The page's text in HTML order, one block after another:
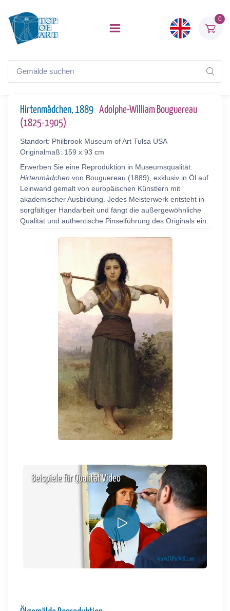
0
Hirtenmädchen, 1889 Adolphe-William Bouguereau
(1825-1905)
Standort: Philbrook Museum of Art Tulsa USA
Originalmaß: 159 x 93 cm
Erwerben Sie eine Reproduktion in Museumsqualität:
Hirtenmädchen von Bouguereau (1889), exklusiv in Öl auf
Leinwand gemalt von europäischen Künstlern mit
akademischer Ausbildung. Jedes Meisterwerk entsteht in
sorgfältiger Handarbeit und fängt die außergewöhnliche
Qualität und authentische Pinselführung des Originals ein.
Beispiele für Qualität Video